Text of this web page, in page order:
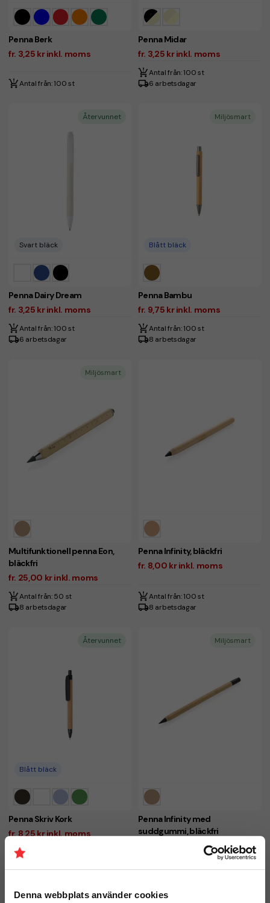
Denna webbplats använder cookies
Penna Berk
fr. 3,25 kr inkl. moms
Antal från: 100 st
Penna Midar
fr. 3,25 kr inkl. moms
Antal från: 100 st
6 arbetsdagar
Återvunnet
Svart bläck
Penna Dairy Dream
fr. 3,25 kr inkl. moms
Antal från: 100 st
6 arbetsdagar
Miljösmart
Blått bläck
Penna Bambu
fr. 9,75 kr inkl. moms
Antal från: 100 st
8 arbetsdagar
Miljösmart
Multifunktionell penna Eon,
bläckfri
fr. 25,00 kr inkl. moms
Antal från: 50 st
8 arbetsdagar
Penna Infinity, bläckfri
fr. 8,00 kr inkl. moms
Antal från: 100 st
8 arbetsdagar
Återvunnet
Blått bläck
Penna Skriv Kork
fr. 8,25 kr inkl. moms
Miljösmart
Penna Infinity med
suddgummi, bläckfri
fr. 9,50 kr inkl. moms